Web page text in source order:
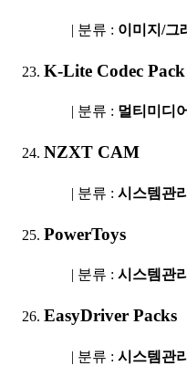
| 분류 : 이미지/그
K-Lite Codec Pack
| 분류 : 멀티미디어
NZXT CAM
| 분류 : 시스템관리
PowerToys
| 분류 : 시스템관리
EasyDriver Packs
| 분류 : 시스템관리